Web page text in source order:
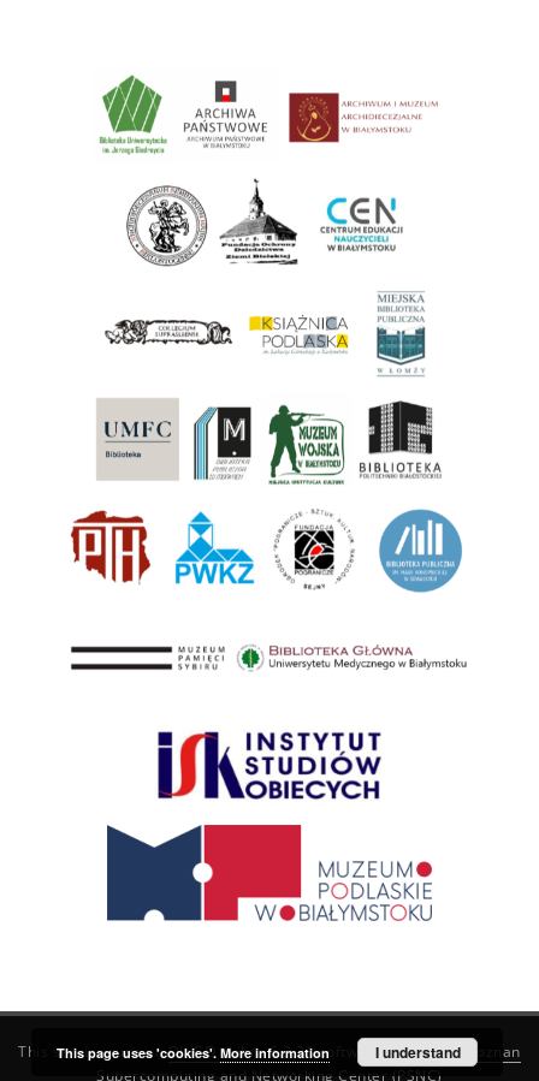
This service runs onDInGO dLibra 6.3.21software created by
Poznan
Supercomputing and Networking Center (PSNC)
This page uses 'cookies'. More information I understand